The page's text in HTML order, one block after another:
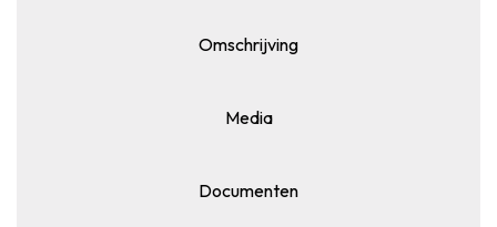
Omschrijving
Media
Documenten